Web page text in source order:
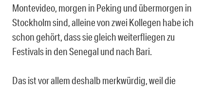
Montevideo, morgen in Peking und übermorgen in
Stockholm sind, alleine von zwei Kollegen habe ich
schon gehört, dass sie gleich weiterfliegen zu
Festivals in den Senegal und nach Bari.
Das ist vor allem deshalb merkwürdig, weil die